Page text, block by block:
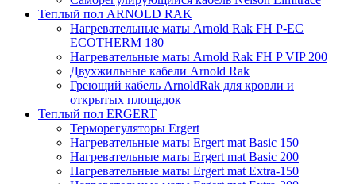
Теплый пол ARNOLD RAK
Нагревательные маты Arnold Rak FH P-EC
ECOTHERM 180
Нагревательные маты Arnold Rak FH P VIP 200
Двухжильные кабели Arnold Rak
Греющий кабель ArnoldRak для кровли и
открытых площадок
Теплый пол ERGERT
Терморегуляторы Ergert
Нагревательные маты Ergert mat Basic 150
Нагревательные маты Ergert mat Basic 200
Нагревательные маты Ergert mat Extra-150